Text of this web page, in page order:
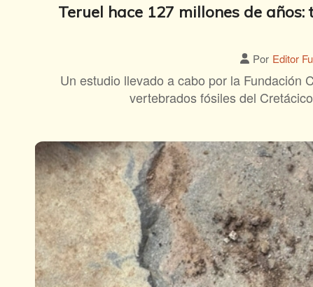
Teruel hace 127 millones de
Por Editor
Un estudio llevado a cabo por la Fundación
vertebrados fósiles del